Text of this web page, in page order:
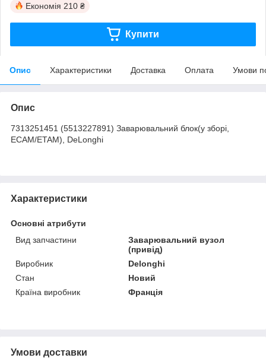
Економія 210 ₴
Купити
Опис Характеристики Доставка Оплата Умови
Опис
7313251451 (5513227891) Заварювальний блок(у зборі,
ECAM/ETAM), DeLonghi
Характеристики
Основні атрибути
Вид запчастини
Заварювальний вузол
(привід)
Виробник
Delonghi
Стан
Новий
Країна виробник
Франція
Умови доставки